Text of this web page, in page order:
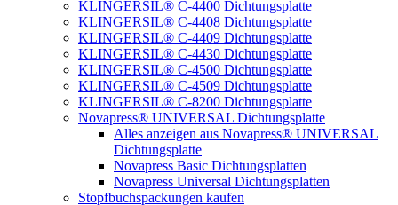
KLINGERSIL® C-4400 Dichtungsplatte
KLINGERSIL® C-4408 Dichtungsplatte
KLINGERSIL® C-4409 Dichtungsplatte
KLINGERSIL® C-4430 Dichtungsplatte
KLINGERSIL® C-4500 Dichtungsplatte
KLINGERSIL® C-4509 Dichtungsplatte
KLINGERSIL® C-8200 Dichtungsplatte
Novapress® UNIVERSAL Dichtungsplatte
Alles anzeigen aus Novapress® UNIVERSAL
Dichtungsplatte
Novapress Basic Dichtungsplatten
Novapress Universal Dichtungsplatten
Stopfbuchspackungen kaufen